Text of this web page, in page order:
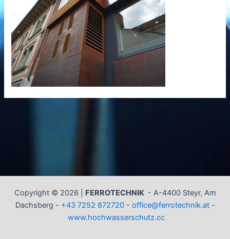
Copyright © 2026 | FERROTECHNIK - A-4400 Steyr, Am
Dachsberg - +43 7252 872720- office@ferrotechnik.at-
www.hochwasserschutz.cc